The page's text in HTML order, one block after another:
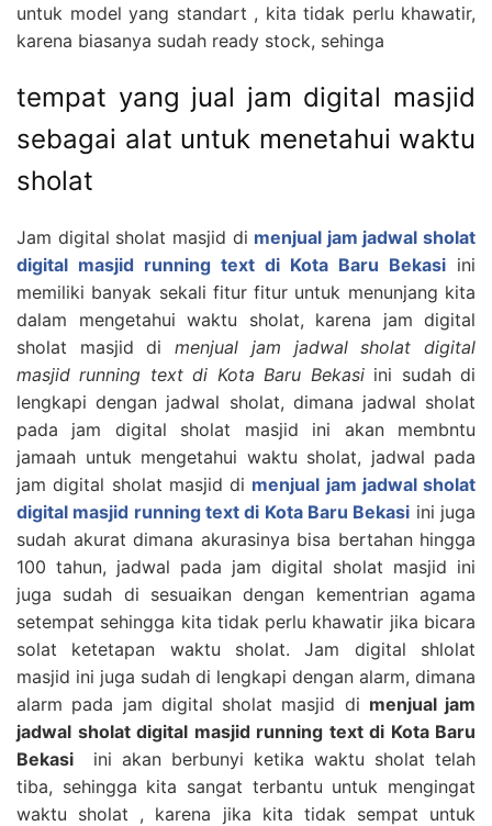
untuk model yang standart , kita tidak perlu khawatir,
karena biasanya sudah ready stock, sehinga
tempat yang jual jam digital masjid
sebagai alat untuk menetahui waktu
sholat
Jam digital sholat masjid di menjual jam jadwal sholat
digital masjid running text di Kota Baru Bekasi ini
memiliki banyak sekali fitur fitur untuk menunjang kita
dalam mengetahui waktu sholat, karena jam digital
sholat masjid dimenjual jam jadwal sholat digital
masjid running text di Kota Baru Bekasiini sudah di
lengkapi dengan jadwal sholat, dimana jadwal sholat
pada jam digital sholat masjid ini akan membntu
jamaah untuk mengetahui waktu sholat, jadwal pada
jam digital sholat masjid di menjual jam jadwal sholat
digital masjid running text di Kota Baru Bekasi ini juga
sudah akurat dimana akurasinya bisa bertahan hingga
100 tahun, jadwal pada jam digital sholat masjid ini
juga sudah di sesuaikan dengan kementrian agama
setempat sehingga kita tidak perlu khawatir jika bicara
solat ketetapan waktu sholat. Jam digital shlolat
masjid ini juga sudah di lengkapi dengan alarm, dimana
alarm pada jam digital sholat masjid di menjual jam
jadwal sholat digital masjid running text di Kota Baru
Bekasi ini akan berbunyi ketika waktu sholat telah
tiba, sehingga kita sangat terbantu untuk mengingat
waktu sholat , karena jika kita tidak sempat untuk